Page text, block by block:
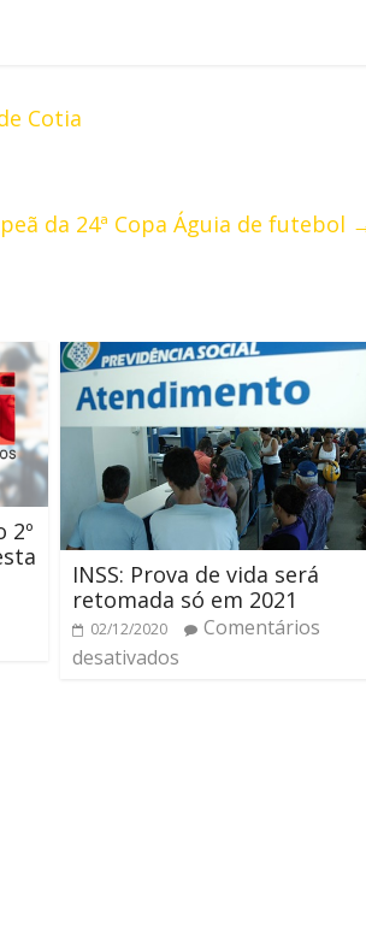
Cotia
da 24ª Copa Águia de futebol
2º
INSS: Prova de vida será
retomada só em 2021
02/12/2020
Comentários
desativados